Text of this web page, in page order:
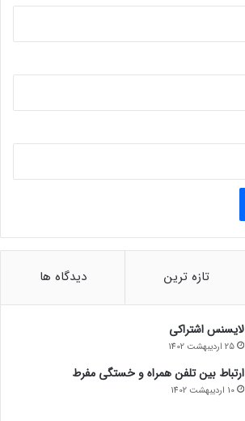
تازه ترین دیدگاه ها
لایسنس اشتراکی
25 اردیبهشت 1402
ارتباط بین تلفن همراه و خستگی مفرط
10 اردیبهشت 1402